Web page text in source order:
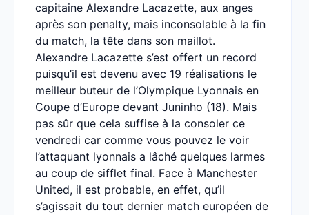
capitaine Alexandre Lacazette, aux anges
après son penalty, mais inconsolable à la fin
du match, la tête dans son maillot.
Alexandre Lacazette s’est offert un record
puisqu’il est devenu avec 19 réalisations le
meilleur buteur de l’Olympique Lyonnais en
Coupe d’Europe devant Juninho (18). Mais
pas sûr que cela suffise à la consoler ce
vendredi car comme vous pouvez le voir
l’attaquant lyonnais a lâché quelques larmes
au coup de sifflet final. Face à Manchester
United, il est probable, en effet, qu’il
s’agissait du tout dernier match européen de